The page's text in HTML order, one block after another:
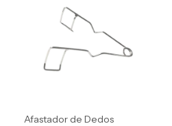
Afastador de Dedos